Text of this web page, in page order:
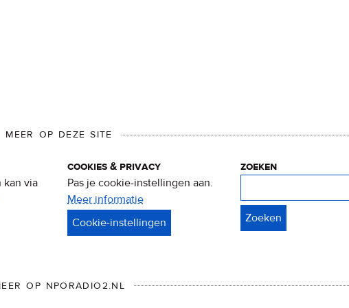
MEER OP DEZE SITE
kan via
cookies & privacy
Pas je cookie-instellingen aan.
Meer informatie
&
zoeken
OP NPORADIO2.NL